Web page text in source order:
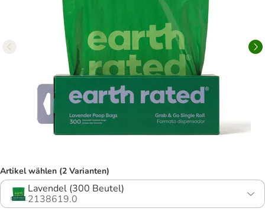
Artikel wählen (2 Varianten)
Lavendel (300 Beutel)
2138619.0